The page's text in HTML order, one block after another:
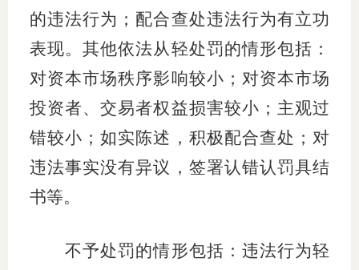
的违法行为；配合查处违法行为有立功
表现。其他依法从轻处罚的情形包括：
对资本市场秩序影响较小；对资本市场
投资者、交易者权益损害较小；主观过
错较小；如实陈述，积极配合查处；对
违法事实没有异议，签署认错认罚具结
书等。
不予处罚的情形包括：违法行为轻